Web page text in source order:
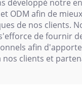
développé notre
ODM afin de
de nos clients.
de fournir
afin
nos clients et